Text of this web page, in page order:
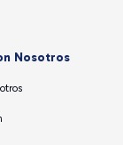
Nosotros